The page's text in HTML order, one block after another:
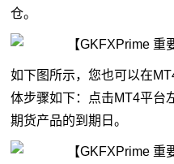
仓。
如下图所示，您也可以在
体步骤如下：点击MT4平台
期货产品的到期日。